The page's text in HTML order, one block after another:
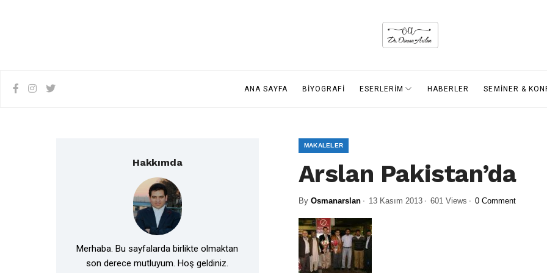
ANA SAYFA BİYOGRAFİ ESERLERİM HABERLER SEMİNER &
MAKALELER
Arslan Pakistan’da
By Osmanarslan 13 Kasım 2013 601 Views 0 Comment
Hakkımda
Merhaba. Bu sayfalarda birlikte olmaktan
son derece mutluyum. Hoş geldiniz.